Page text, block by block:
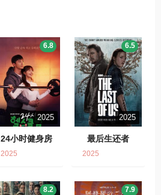
2025
24小时健身房
6.8
2025
2025
最后生还者
6.5
2025
8.2 7.9